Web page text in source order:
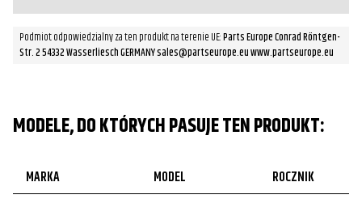
Podmiot odpowiedzialny za ten produkt na terenie UE:Parts Europe Conrad Röntgen-
Str. 2 54332 Wasserliesch GERMANY sales@partseurope.eu www.partseurope.eu
MODELE, DO KTÓRYCH PASUJE TEN PRODUKT:
MARKA MODEL
ROCZNIK